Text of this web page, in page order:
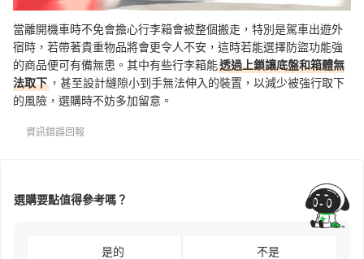
當離開機車時不免會擔心行李箱會被整個搬走，特別是駕車出遊外
宿時，若帶著貴重物品將會更令人不安，這時若能選擇防盜功能強
的商品便可有備無患。其中有些行李箱能透過上鎖讓底盤和箱體無
法取下 ，甚至設計縫隙小到手無法伸入的裝置，以減少被強行取下
的風險，選購時不妨多加留意。
資訊錯誤回報
選購要點值得參考嗎？
是的 不是